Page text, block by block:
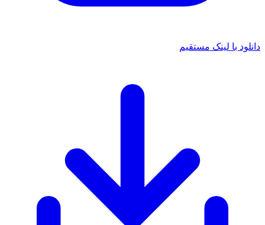
دانلود با لینک مستقیم